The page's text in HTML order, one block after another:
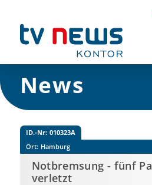
News
ID.-Nr: 010323A
Ort: Hamburg
Notbremsung - fünf
verletzt